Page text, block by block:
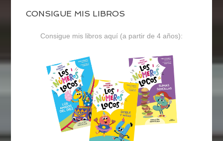
CONSIGUE MIS LIBROS
Consigue mis libros aquí (a partir de 4 años):